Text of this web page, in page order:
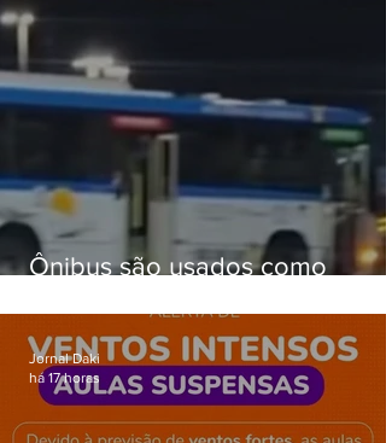
Ônibus são usados como
Gardênia Azul
Jornal Daki
há 17 horas